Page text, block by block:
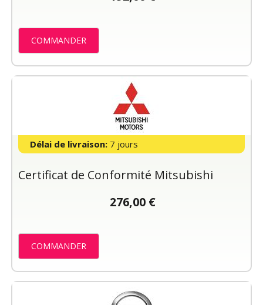
COMMANDER
Délai de livraison: 7 jours
Certificat de Conformité Mitsubishi
276,00 €
COMMANDER